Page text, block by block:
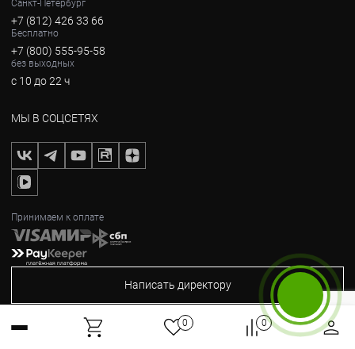
Санкт-Петербург
+7 (812) 426 33 66
Бесплатно
+7 (800) 555-95-58
без выходных
с 10 до 22 ч
МЫ В СОЦСЕТЯХ
Принимаем к оплате
Написать директору
2012-2026, © Горные Вершины
0 0
Бесплатный звонок